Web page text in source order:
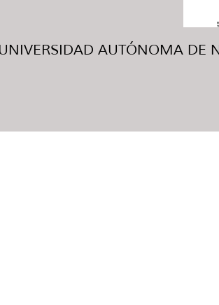
AUTÓNOMA DE